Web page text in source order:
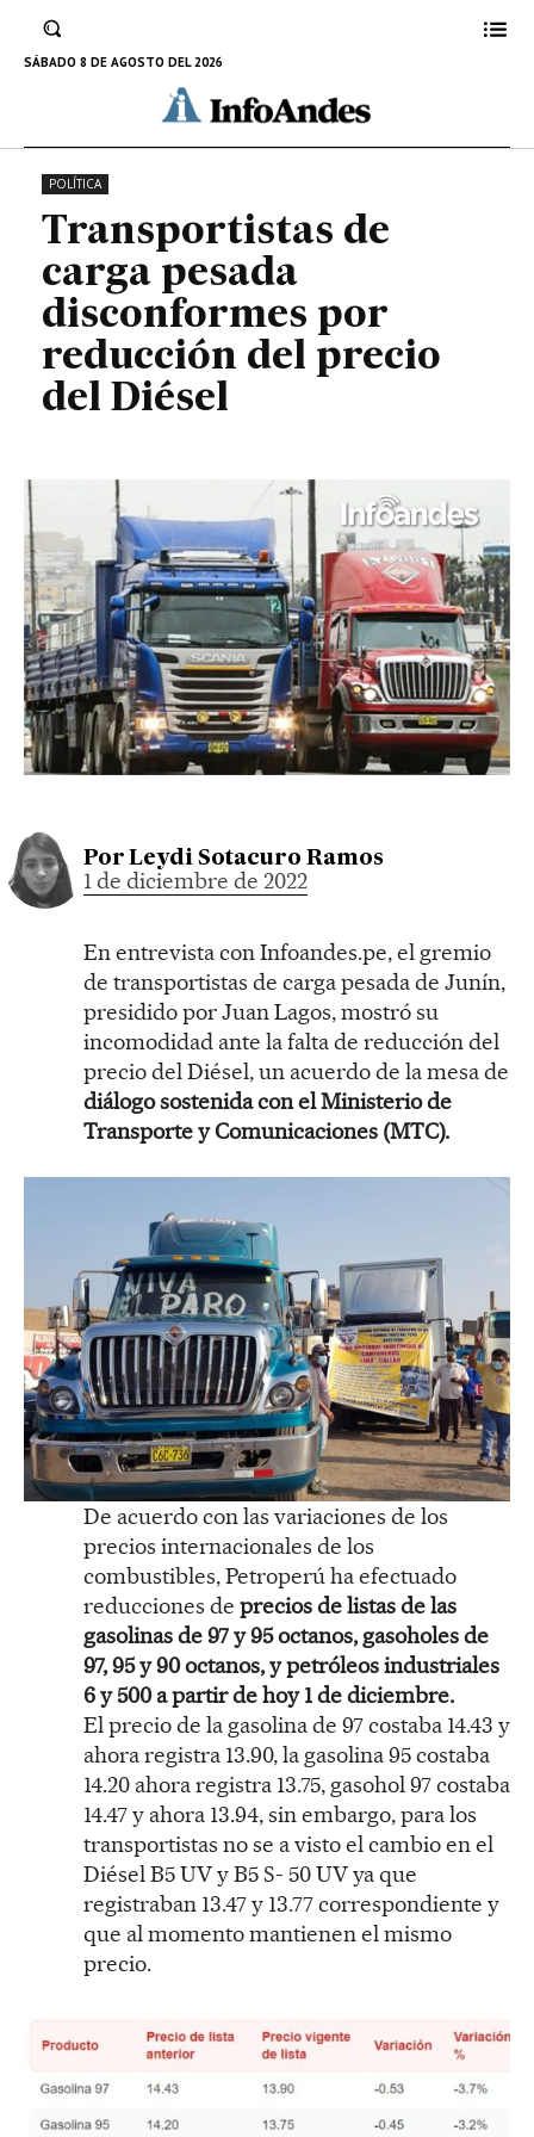
SÁBADO 8 DE AGOSTO DEL 2026
disconformes por reducción del
precio del Diésel
1 DE DICIEMBRE DE 2022
POLÍTICA
Transportistas de
carga pesada
disconformes por
reducción del precio
del Diésel
Por Leydi Sotacuro Ramos
1 de diciembre de 2022
En entrevista con Infoandes.pe, el gremio
de transportistas de carga pesada de Junín,
presidido por Juan Lagos, mostró su
incomodidad ante la falta de reducción del
precio del Diésel, un acuerdo de la mesa de
diálogo sostenida con el Ministerio de
Transporte y Comunicaciones (MTC).
De acuerdo con las variaciones de los
precios internacionales de los
combustibles, Petroperú ha efectuado
reducciones de precios de listas de las
gasolinas de 97 y 95 octanos, gasoholes de
97, 95 y 90 octanos, y petróleos industriales
6 y 500 a partir de hoy 1 de diciembre.
El precio de la gasolina de 97 costaba 14.43 y
ahora registra 13.90, la gasolina 95 costaba
14.20 ahora registra 13.75, gasohol 97 costaba
14.47 y ahora 13.94, sin embargo, para los
transportistas no se a visto el cambio en el
Diésel B5 UV y B5 S- 50 UV ya que
registraban 13.47 y 13.77 correspondiente y
que al momento mantienen el mismo
precio.